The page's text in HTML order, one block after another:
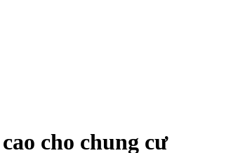
cho chung cư